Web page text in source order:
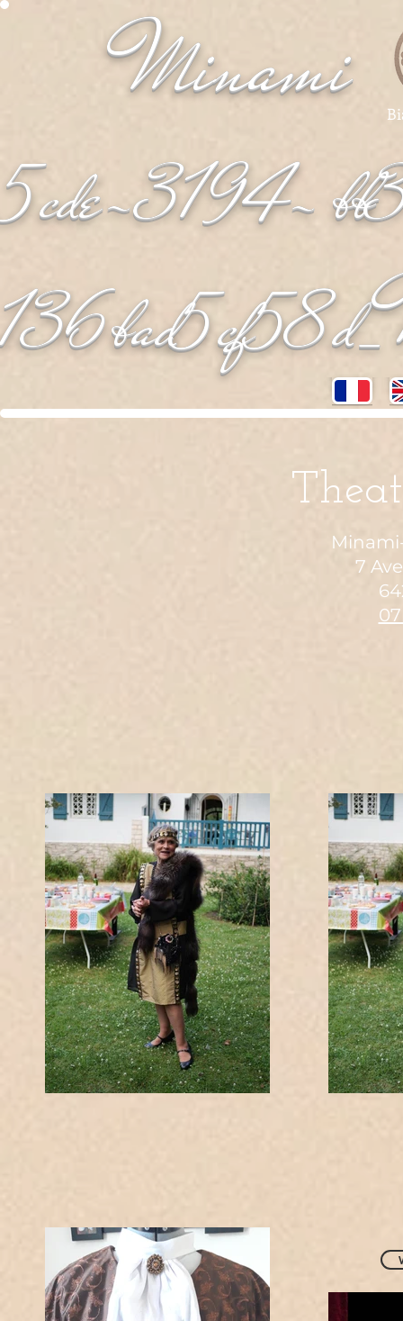
Minami
5cde-3194-
136bad5cf58d_
7